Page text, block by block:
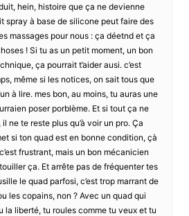
hein, histoire que ça ne devienne
spray à base de silicone peut faire des
massages pour nous : ça déetnd et ça
! Si tu as un petit moment, un bon
ça pourrait t’aider ausi. c’est
même si les notices, on sait tous que
à lire. mes bon, au moins, tu auras une
poser porblème. Et si tout ça ne
ne te reste plus qu’à voir un pro. Ça
si ton quad est en bonne condition, çà
frustrant, mais un bon mécanicien
ça. Et arrête pas de fréquenter tes
le quad parfosi, c’est trop marrant de
les copains, non ? Avec un quad qui
la liberté, tu roules comme tu veux et tu